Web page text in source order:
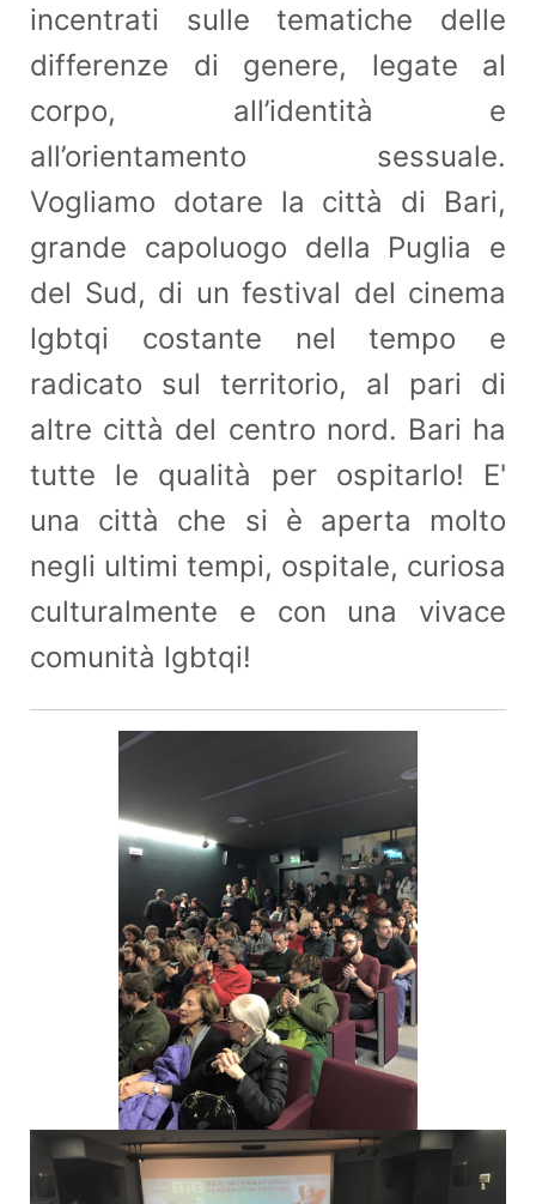
incentrati sulle tematiche delle
differenze di genere, legate al
corpo, all’identità e
all’orientamento sessuale.
Vogliamo dotare la città di Bari,
grande capoluogo della Puglia e
del Sud, di un festival del cinema
lgbtqi costante nel tempo e
radicato sul territorio, al pari di
altre città del centro nord. Bari ha
tutte le qualità per ospitarlo! E'
una città che si è aperta molto
negli ultimi tempi, ospitale, curiosa
culturalmente e con una vivace
comunità lgbtqi!